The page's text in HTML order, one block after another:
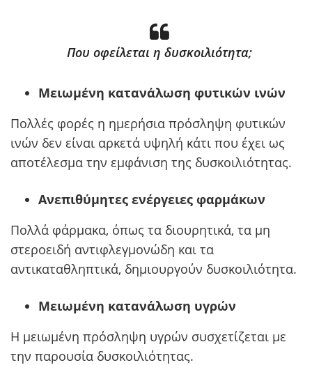
Που οφείλεται η δυσκοιλιότητα;
Μειωμένη κατανάλωση φυτικών ινών
Πολλές φορές η ημερήσια πρόσληψη φυτικών
ινών δεν είναι αρκετά υψηλή κάτι που έχει ως
αποτέλεσμα την εμφάνιση της δυσκοιλιότητας.
Ανεπιθύμητες ενέργειες φαρμάκων
Πολλά φάρμακα, όπως τα διουρητικά, τα μη
στεροειδή αντιφλεγμονώδη και τα
αντικαταθληπτικά, δημιουργούν δυσκοιλιότητα.
Μειωμένη κατανάλωση υγρών
Η μειωμένη πρόσληψη υγρών συσχετίζεται με
την παρουσία δυσκοιλιότητας.